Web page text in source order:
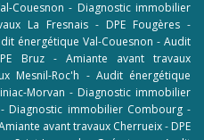
Couesnon - Diagnostic immobilier
La Fresnais - DPE Fougères -
énergétique Val-Couesnon - Audit
Bruz- Amiante avant travaux
Mesnil-Roc'h - Audit énergétique
Morvan - Diagnostic immobilier
- Diagnostic immobilier Combourg-
avant travaux Cherrueix- DPE